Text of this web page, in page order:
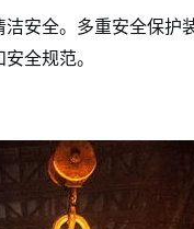
安全。多重安全保护
全规范。